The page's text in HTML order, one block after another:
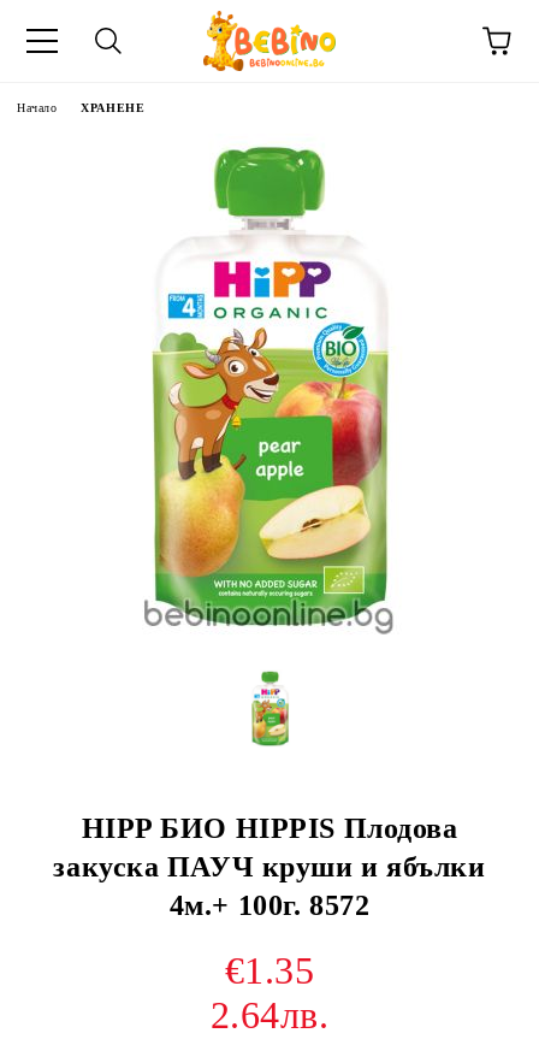
Начало ХРАНЕНЕ
HIPP БИО HIPPIS Плодова
закуска ПАУЧ круши и ябълки
4м.+ 100г. 8572
€1.35
2.64лв.